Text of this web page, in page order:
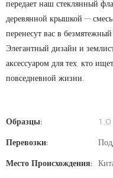
передает наш стеклянный
деревянной крышкой —
перенесут вас в
Элегантный дизайн и
аксессуаром для тех, кто
повседневной жизни.
Образцы:
1,0
Перевозки:
Место Происхождения: